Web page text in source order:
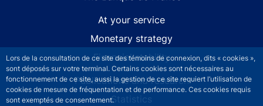
Lors de la consultation de ce site des témoins de connexion, dits « cookies »,
sont déposés sur votre terminal. Certains cookies sont nécessaires au
fonctionnement de ce site, aussi la gestion de ce site requiert l’utilisation de
cookies de mesure de fréquentation et de performance. Ces cookies requis
sont exemptés de consentement.
At your service
Monetary strategy
Financial stability
Publications and research
Statistics